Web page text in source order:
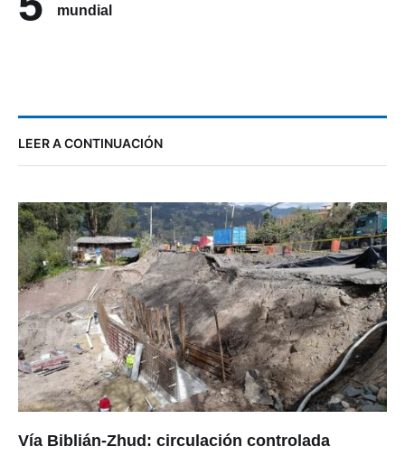
mundial
LEER A CONTINUACIÓN
Vía Biblián-Zhud: circulación controlada